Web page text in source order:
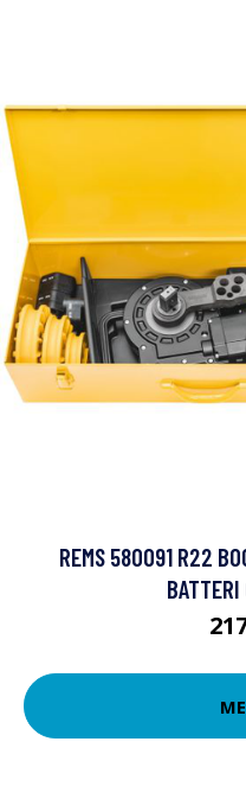
REMS 580091 R22
BATTERI